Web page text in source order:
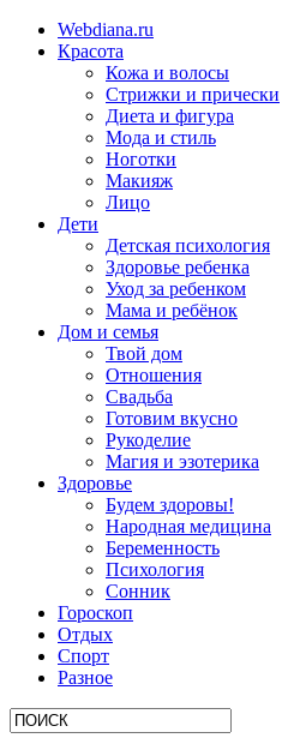
Webdiana.ru
Красота
Кожа и волосы
Стрижки и прически
Диета и фигура
Мода и стиль
Ноготки
Макияж
Лицо
Дети
Детская психология
Здоровье ребенка
Уход за ребенком
Мама и ребёнок
Дом и семья
Твой дом
Отношения
Свадьба
Готовим вкусно
Рукоделие
Магия и эзотерика
Здоровье
Будем здоровы!
Народная медицина
Беременность
Психология
Сонник
Гороскоп
Отдых
Спорт
Разное